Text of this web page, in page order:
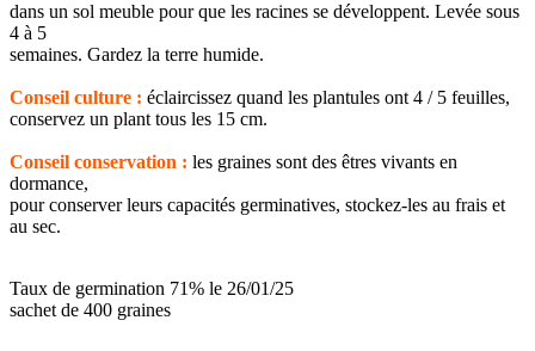
dans un sol meuble pour que les racines se développent. Levée sous
4 à 5
semaines. Gardez la terre humide.
Conseil culture : éclaircissez quand les plantules ont 4 / 5 feuilles,
conservez un plant tous les 15 cm.
Conseil conservation : les graines sont des êtres vivants en
dormance,
pour conserver leurs capacités germinatives, stockez-les au frais et
au sec.
Taux de germination 71% le 26/01/25
sachet de 400 graines